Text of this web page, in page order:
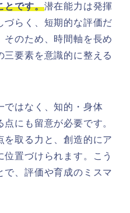
とです。潜在能力は発揮
づらく、短期的な評価だ
そのため、時間軸を長め
三要素を意識的に整える
ではなく、知的・身体
にも留意が必要です。
を取る力と、創造的にア
置づけられます。こう
で、評価や育成のミスマ